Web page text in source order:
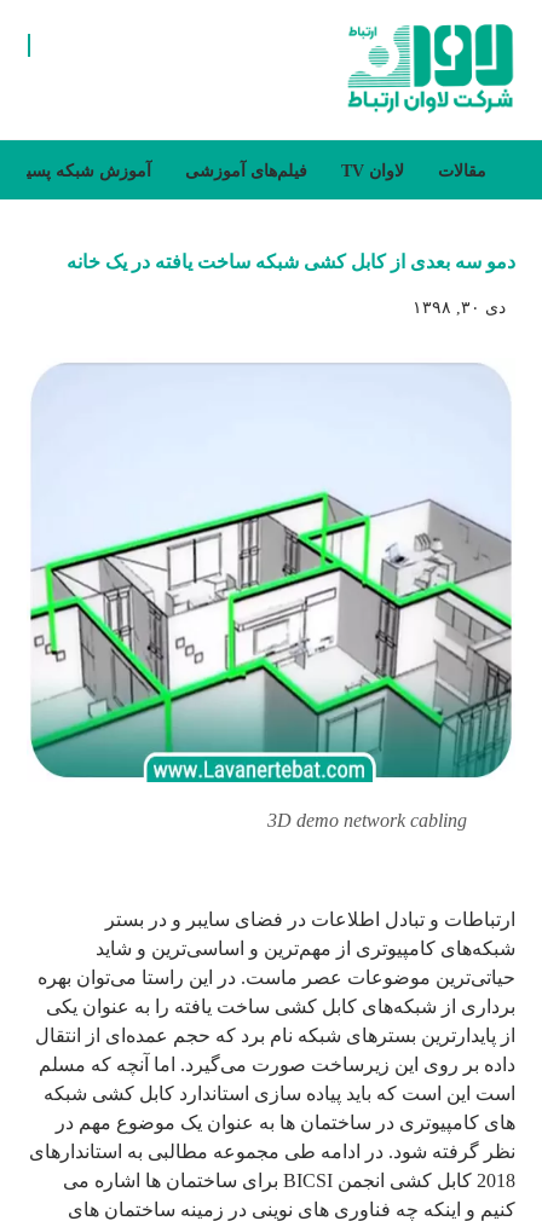
مقالات لاوان TV فیلم‌های آموزشی آموزش شبکه پسیو
دمو سه بعدی از کابل کشی شبکه ساخت یافته در یک خانه
دی ۳۰, ۱۳۹۸
3D demo network cabling
ارتباطات و تبادل اطلاعات در فضای سایبر و در بستر
شبکه‌های کامپیوتری از مهم‌ترین و اساسی‌ترین و شاید
حیاتی‌ترین موضوعات عصر ماست. در این راستا می‌توان بهره
برداری از شبکه‌های کابل کشی ساخت یافته را به عنوان یکی
از پایدارترین بسترهای شبکه نام برد که حجم عمده‌ای از انتقال
داده بر روی این زیرساخت صورت می‌گیرد. اما آنچه که مسلم
است این است که باید پیاده سازی ‫استاندارد کابل کشی شبکه
های کامپیوتری در ساختمان ها به عنوان یک موضوع مهم در
نظر گرفته شود. در ادامه طی مجموعه مطالبی به استاندارهای
2018 کابل کشی انجمن BICSI برای ساختمان ها اشاره می
کنیم و اینکه چه فناوری های نوینی در زمینه ساختمان های